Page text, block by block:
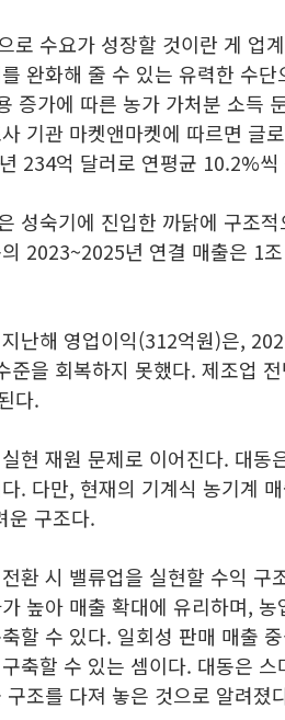
로 수요가 성장할 것이란 게 업
완화해 줄 수 있는 유력한 수
증가에 따른 농가 가처분 소득
기관 마켓앤마켓에 따르면 글
234억 달러로 연평균 10.2%씩
성숙기에 진입한 까닭에 구조
2023~2025년 연결 매출은 1
난해 영업이익(312억원)은,
을 회복하지 못했다. 제조업
다.
현 재원 문제로 이어진다. 대동
. 다만, 현재의 기계식 농기계
운 구조다.
환 시 밸류업을 실현할 수익 구
높아 매출 확대에 유리하며,
할 수 있다. 일회성 판매 매출
축할 수 있는 셈이다. 대동은
조를 다져 놓은 것으로 알려졌